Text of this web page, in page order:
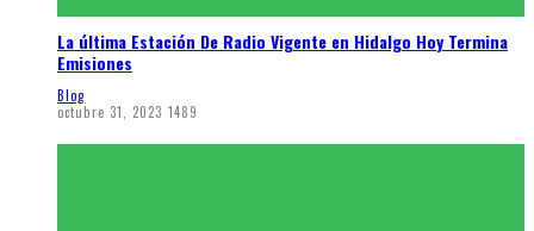
La última Estación De Radio Vigente en Hidalgo Hoy Termina
Emisiones
Blog
octubre 31, 2023 1489